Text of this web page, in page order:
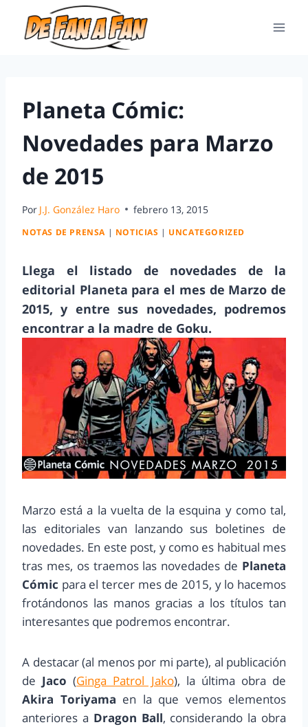
Planeta Cómic:
Novedades para Marzo
de 2015
Por J.J. González Haro febrero 13, 2015
NOTAS DE PRENSA | NOTICIAS | UNCATEGORIZED
Llega el listado de novedades de la
editorial Planeta para el mes de Marzo de
2015, y entre sus novedades, podremos
encontrar a la madre de Goku.
Marzo está a la vuelta de la esquina y como tal,
las editoriales van lanzando sus boletines de
novedades. En este post, y como es habitual mes
tras mes, os traemos las novedades de Planeta
Cómic para el tercer mes de 2015, y lo hacemos
frotándonos las manos gracias a los títulos tan
interesantes que podremos encontrar.
A destacar (al menos por mi parte), al publicación
de Jaco (Ginga Patrol Jako), la última obra de
Akira Toriyama en la que vemos elementos
anteriores a Dragon Ball, considerando la obra